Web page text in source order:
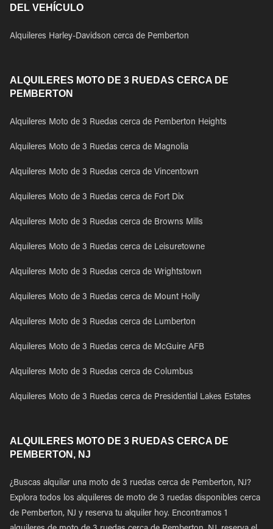
DEL VEHÍCULO
Alquileres Harley-Davidson cerca de Pemberton
ALQUILERES MOTO DE 3 RUEDAS CERCA DE
PEMBERTON
Alquileres Moto de 3 Ruedas cerca de Pemberton Heights
Alquileres Moto de 3 Ruedas cerca de Magnolia
Alquileres Moto de 3 Ruedas cerca de Vincentown
Alquileres Moto de 3 Ruedas cerca de Fort Dix
Alquileres Moto de 3 Ruedas cerca de Browns Mills
Alquileres Moto de 3 Ruedas cerca de Leisuretowne
Alquileres Moto de 3 Ruedas cerca de Wrightstown
Alquileres Moto de 3 Ruedas cerca de Mount Holly
Alquileres Moto de 3 Ruedas cerca de Lumberton
Alquileres Moto de 3 Ruedas cerca de McGuire AFB
Alquileres Moto de 3 Ruedas cerca de Columbus
Alquileres Moto de 3 Ruedas cerca de Presidential Lakes Estates
ALQUILERES MOTO DE 3 RUEDAS CERCA DE
PEMBERTON, NJ
¿Buscas alquilar una moto de 3 ruedas cerca de Pemberton, NJ?
Explora todos los alquileres de moto de 3 ruedas disponibles cerca
de Pemberton, NJ y reserva tu alquiler hoy. Encontramos 1